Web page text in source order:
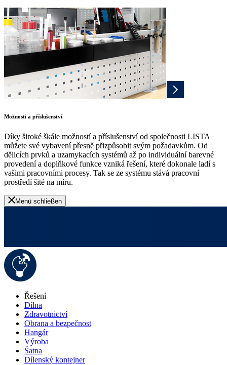
Možnosti a příslušenství
Díky široké škále možností a příslušenství od společnosti LISTA
můžete své vybavení přesně přizpůsobit svým požadavkům. Od
dělicích prvků a uzamykacích systémů až po individuální barevné
provedení a doplňkové funkce vzniká řešení, které dokonale ladí s
vašimi pracovními procesy. Tak se ze systému stává pracovní
prostředí šité na míru.
Menü schließen
Řešení
Dílna
Zdravotnictví
Obrana a bezpečnost
Hangár
Výroba
Šatna
Dílenský kontejner